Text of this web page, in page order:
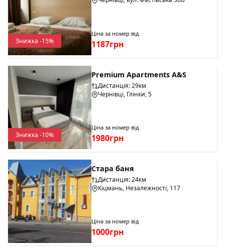
Знижка -15%
Ціна за номер від
1187грн
Знижка -10%
Premium Apartments A&S
Дистанція: 29км
Чернівці, Глінки, 5
Ціна за номер від
1980грн
Стара баня
Дистанція: 24км
Кіцмань, Незалежності, 117
Ціна за номер від
1000грн